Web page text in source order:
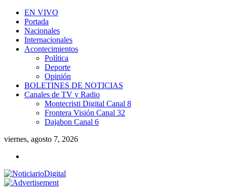
EN VIVO
Portada
Nacionales
Internacionales
Acontecimientos
Política
Deporte
Opinión
BOLETINES DE NOTICIAS
Canales de TV y Radio
Montecristi Digital Canal 8
Frontera Visión Canal 32
Dajabon Canal 6
viernes, agosto 7, 2026